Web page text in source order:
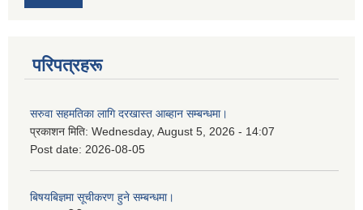
परिपत्रहरू
सरुवा सहमतिका लागि दरखास्त आब्हान सम्बन्धमा।
प्रकाशन मिति: Wednesday, August 5, 2026 - 14:07
Post date: 2026-08-05
बिषयबिज्ञमा सूचीकरण हुने सम्बन्धमा।